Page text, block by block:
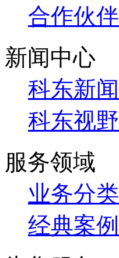
合作伙伴
新闻中心
科东新闻
科东视野
服务领域
业务分类
经典案例